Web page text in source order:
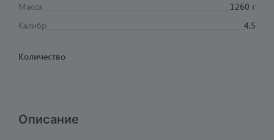
Масса
1260 г
Калибр
4,5
Количество
Описание